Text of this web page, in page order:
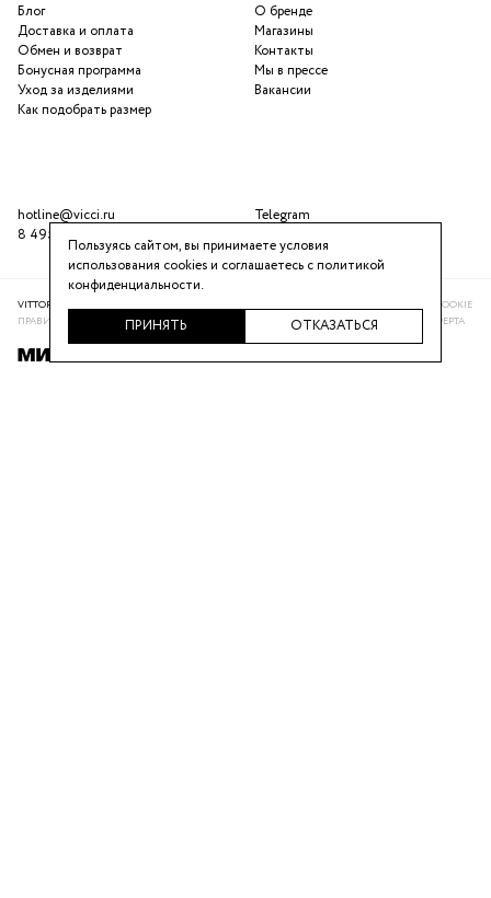
О бренде
Магазины
Контакты
Мы в прессе
Вакансии
Telegram
Блог
Доставка и оплата
Обмен и возврат
Бонусная программа
Уход за изделиями
Как подобрать размер
hotline@vicci.ru
8 495 646 16 47
VITTORIA VICCI © 2016-2025
ИСПОЛЬЗОВАНИЕ COOKIE
ПРАВИЛА ПРОГРАММЫ ЛОЯЛЬНОСТИ
РЕКОМЕНДАТЕЛЬНАЯ СИСТЕМАПУБЛИЧНАЯ ОФЕРТА
Пользуясь сайтом, вы принимаете условия
использования cookies и соглашаетесь сполитикой
конфиденциальности.
ПРИНЯТЬ ОТКАЗАТЬСЯ